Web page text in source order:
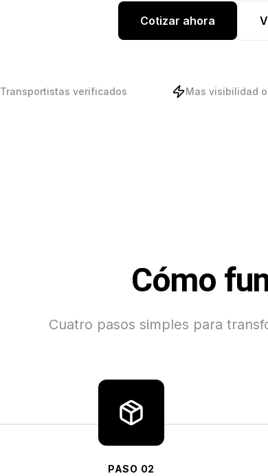
Cotizar ahora
Transportistas verificados Mas visibilidad
Cómo
Cuatro pasos simples para
PASO 02